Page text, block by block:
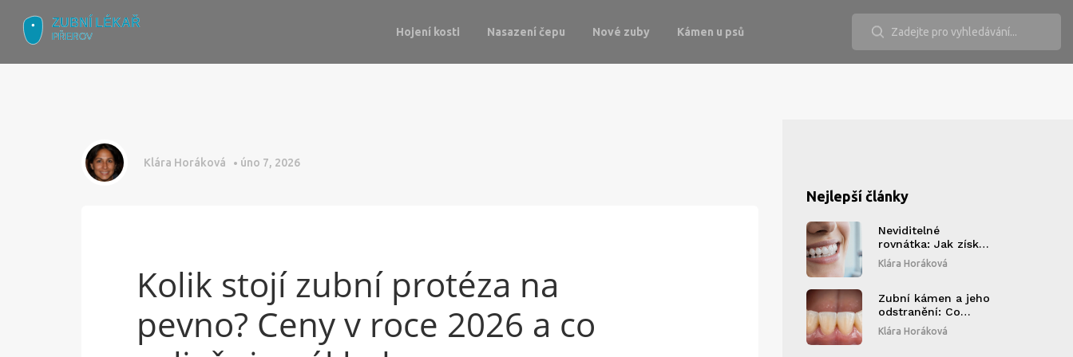
Hojení kosti Nasazení čepu Nové zuby Kámen u psů
Klára Horáková úno 7, 2026
Kolik stojí zubní protéza na
pevno? Ceny v roce 2026 a co
Nejlepší články
Neviditelné
rovnátka: Jak získat
dokonalý úsměv
vroce2025
Klára Horáková
Zubní kámen a jeho
odstranění: Co
musíte vědět,
abyste se vyhnuli
Klára Horáková